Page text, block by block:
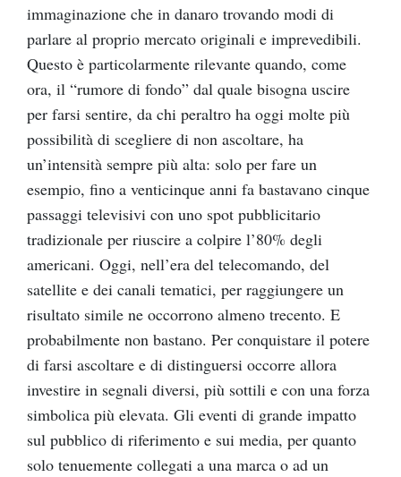
immaginazione che in danaro trovando modi di
parlare al proprio mercato originali e imprevedibili.
Questo è particolarmente rilevante quando, come
ora, il “rumore di fondo” dal quale bisogna uscire
per farsi sentire, da chi peraltro ha oggi molte più
possibilità di scegliere di non ascoltare, ha
un’intensità sempre più alta: solo per fare un
esempio, fino a venticinque anni fa bastavano cinque
passaggi televisivi con uno spot pubblicitario
tradizionale per riuscire a colpire l’80% degli
americani. Oggi, nell’era del telecomando, del
satellite e dei canali tematici, per raggiungere un
risultato simile ne occorrono almeno trecento. E
probabilmente non bastano. Per conquistare il potere
di farsi ascoltare e di distinguersi occorre allora
investire in segnali diversi, più sottili e con una forza
simbolica più elevata. Gli eventi di grande impatto
sul pubblico di riferimento e sui media, per quanto
solo tenuemente collegati a una marca o ad un